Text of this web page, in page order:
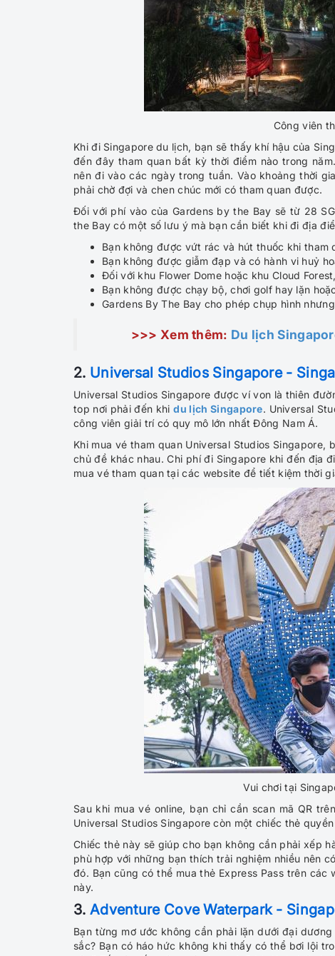
Công viên
Khi đi Singapore du lịch, bạn sẽ thấy khí hậu của
đến đây tham quan bất kỳ thời điểm nào trong
nên đi vào các ngày trong tuần. Vào khoảng thời
phải chờ đợi và chen chúc mới có tham quan được.
Đối với phí vào của Gardens by the Bay sẽ từ 28
the Bay có một số lưu ý mà bạn cần biết khi đi địa
Bạn không được vứt rác và hút thuốc khi tham
Bạn không được giẫm đạp và có hành vi huỷ
Đối với khu Flower Dome hoặc khu Cloud
Bạn không được chạy bộ, chơi golf hay lặn
Gardens By The Bay cho phép chụp hình
>>> Xem thêm: Du lịch
2. Universal Studios Singapore -
Universal Studios Singapore được ví von là thiên
top nơi phải đến khidu lịch Singapore. Universal
công viên giải trí có quy mô lớn nhất Đông Nam Á.
Khi mua vé tham quan Universal Studios
chủ đề khác nhau. Chi phí đi Singapore khi đến địa
mua vé tham quan tại các website để tiết kiệm thời
Vui chơi tại
Sau khi mua vé online, bạn chỉ cần scan mã QR
Universal Studios Singapore còn một chiếc thẻ
Chiếc thẻ này sẽ giúp cho bạn không cần phải xếp
phù hợp với những bạn thích trải nghiệm nhiều nên
đó. Bạn cũng có thể mua thẻ Express Pass trên các
này.
3. Adventure Cove Waterpark -
Bạn từng mơ ước không cần phải lặn dưới đại
sắc? Bạn có háo hức không khi thấy có thể bơi lội